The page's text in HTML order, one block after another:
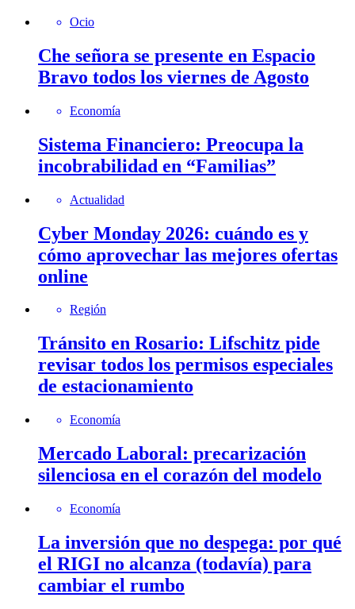
Ocio
Che señora se presente en Espacio
Bravo todos los viernes de Agosto
Economía
Sistema Financiero: Preocupa la
incobrabilidad en “Familias”
Actualidad
Cyber Monday 2026: cuándo es y
cómo aprovechar las mejores ofertas
online
Región
Tránsito en Rosario: Lifschitz pide
revisar todos los permisos especiales
de estacionamiento
Economía
Mercado Laboral: precarización
silenciosa en el corazón del modelo
Economía
La inversión que no despega: por qué
el RIGI no alcanza (todavía) para
cambiar el rumbo